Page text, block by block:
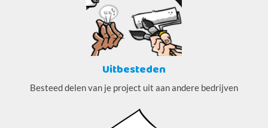
Uitbesteden
Besteed delen van je project uit aan andere bedrijven